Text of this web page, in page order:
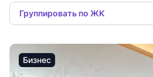
Группировать по ЖК
Бизнес